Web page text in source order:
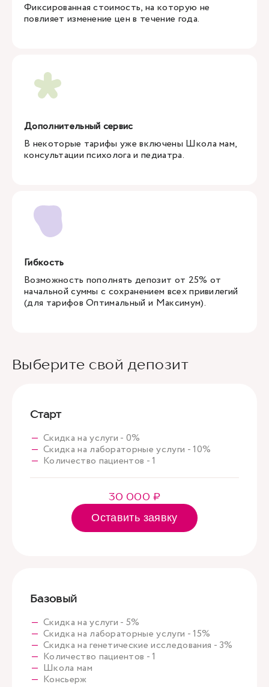
Фиксированная стоимость, на которую не
повлияет изменение цен в течение года.
Дополнительный сервис
В некоторые тарифы уже включены Школа мам,
консультации психолога и педиатра.
Гибкость
Возможность пополнять депозит от 25% от
начальной суммы с сохранением всех привилегий
(для тарифов Оптимальный и Максимум).
Выберите свой депозит
Старт
Скидка на услуги - 0%
Скидка на лабораторные услуги - 10%
Количество пациентов - 1
30 000 ₽
Оставить заявку
Базовый
Скидка на услуги - 5%
Скидка на лабораторные услуги - 15%
Скидка на генетические исследования - 3%
Количество пациентов - 1
Школа мам
Консьерж